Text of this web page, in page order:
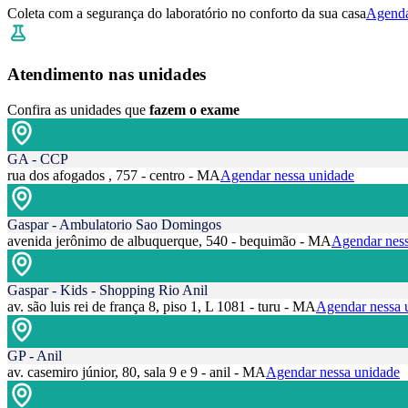
Coleta com a segurança do laboratório no conforto da sua casa
Atendimento nas unidades
Confira as unidades que fazem o exame
GA - CCP
rua dos afogados , 757 - centro - MAAgendar nessa unidade
Gaspar - Ambulatorio Sao Domingos
avenida jerônimo de albuquerque, 540 - bequimão - MAAgendar
Gaspar - Kids - Shopping Rio Anil
av. são luis rei de frança 8, piso 1, L 1081 - turu - MAAgendar nessa
GP - Anil
av. casemiro júnior, 80, sala 9 e 9 - anil - MAAgendar nessa unidade